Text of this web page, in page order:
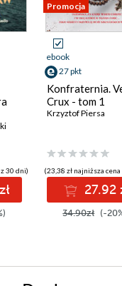
30 dni)
Promocja
ebook
27 pkt
Konfraternia.
Crux - tom 1
Krzyztof Piersa
(23,38 zł najniższa
27.92
34.90zł (-